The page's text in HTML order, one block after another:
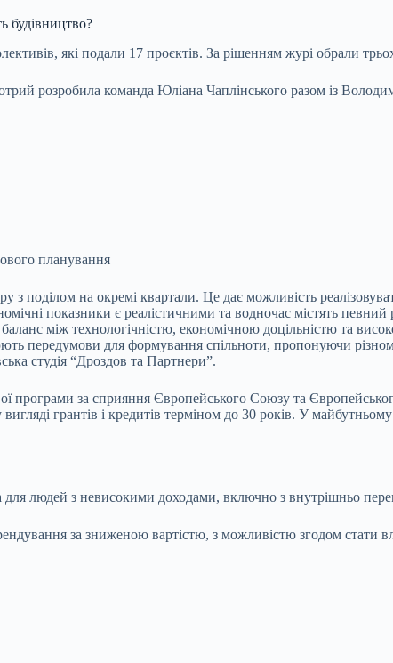
будівництво?
які подали 17 проєктів. За рішенням журі обрали
розробила команда Юліана Чаплінського разом із
планування
поділом на окремі квартали. Це дає можливість
показники є реалістичними та водночас містять
між технологічністю, економічною доцільністю та
передумови для формування спільноти, пропонуючи
студія “Дроздов та Партнери”.
програми за сприяння Європейського Союзу та
вигляді грантів і кредитів терміном до 30 років. У
для людей з невисокими доходами, включно з внутрішньо
за зниженою вартістю, з можливістю згодом стати